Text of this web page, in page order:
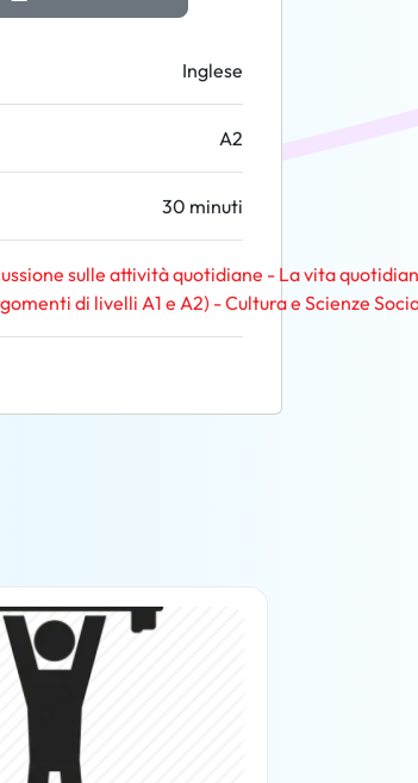
Inglese
A2
30 minuti
sulle attività quotidiane - La vita
di livelli A1 e A2) - Cultura e Scienze